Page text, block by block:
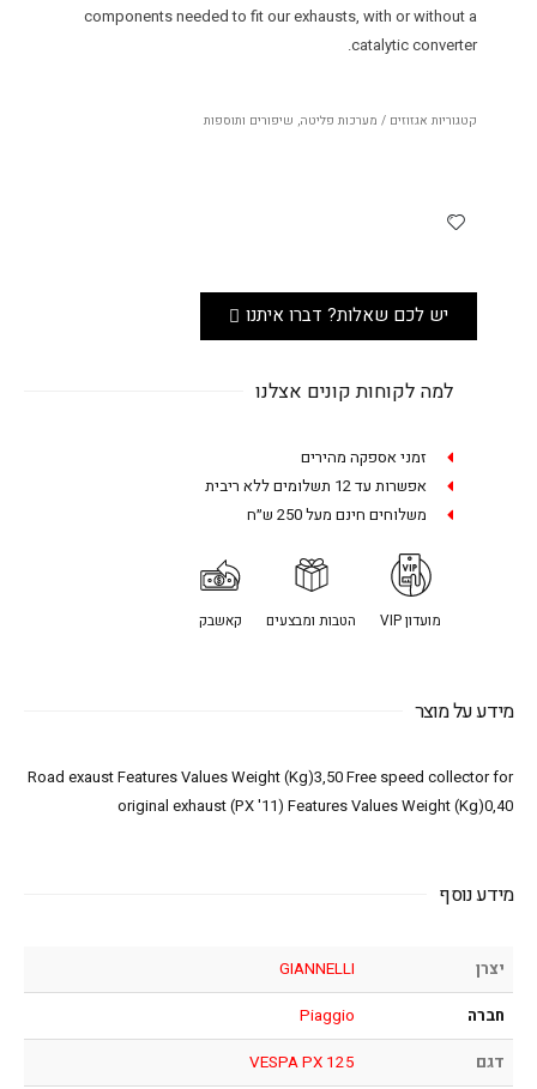
components needed to fit our exhausts, with or without a
catalytic converter.
קטגוריות אגזוזים / מערכות פליטה, שיפורים ותוספות
יש לכם שאלות? דברו איתנו
למה לקוחות קונים אצלנו
זמני אספקה מהירים
אפשרות עד 12 תשלומים ללא ריבית
משלוחים חינם מעל 250 ש״ח
מועדון VIP הטבות ומבצעים קאשבק
מידע על מוצר
Road exaust Features Values Weight (Kg)3,50 Free speed collector for
original exhaust (PX '11) Features Values Weight (Kg)0,40
מידע נוסף
יצרן
GIANNELLI
חברה
Piaggio
דגם
VESPA PX 125